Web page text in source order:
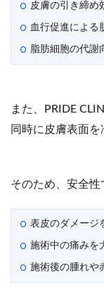
皮膚の引き締め
血行促進による
脂肪細胞の代謝
また、PRIDE
同時に皮膚表面
そのため、安全性
表皮のダメージ
施術中の痛みを
施術後の腫れや